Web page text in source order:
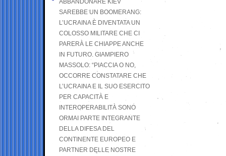
ABBANDONARE KIEV
SAREBBE UN BOOMERANG:
L’UCRAINA È DIVENTATA UN
COLOSSO MILITARE CHE CI
PARERÀ LE CHIAPPE ANCHE
IN FUTURO. GIAMPIERO
MASSOLO: “PIACCIA O NO,
OCCORRE CONSTATARE CHE
L’UCRAINA E IL SUO ESERCITO
PER CAPACITÀ E
INTEROPERABILITÀ SONO
ORMAI PARTE INTEGRANTE
DELLA DIFESA DEL
CONTINENTE EUROPEO E
PARTNER DELLE NOSTRE